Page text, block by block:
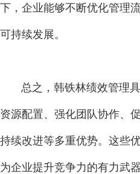
下，企业能够不断优化管理
可持续发展。
总之，韩铁林绩效管理
资源配置、强化团队协作、
持续改进等多重优势。这些
为企业提升竞争力的有力武器